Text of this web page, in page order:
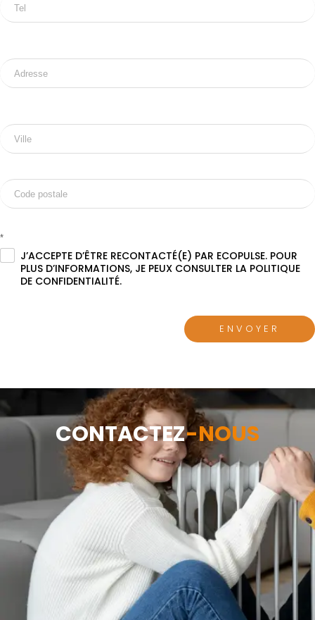
*
J’ACCEPTE D’ÊTRE RECONTACTÉ(E) PAR ECOPULSE. POUR
PLUS D’INFORMATIONS, JE PEUX CONSULTER LA POLITIQUE
DE CONFIDENTIALITÉ.
ENVOYER
CONTACTEZ-NOUS